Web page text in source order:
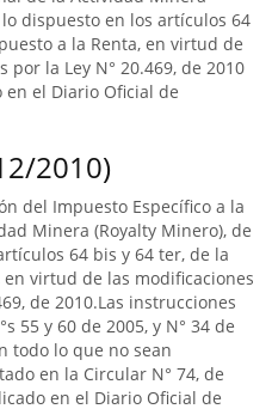
dispuesto en los artículos 64
a la Renta, en virtud de
la Ley N° 20.469, de 2010
el Diario Oficial de
2010)
del Impuesto Específico a la
Minera (Royalty Minero), de
64 bis y 64 ter, de la
virtud de las modificaciones
de 2010.Las instrucciones
55 y 60 de 2005, y N° 34 de
todo lo que no sean
en la Circular N° 74, de
en el Diario Oficial de